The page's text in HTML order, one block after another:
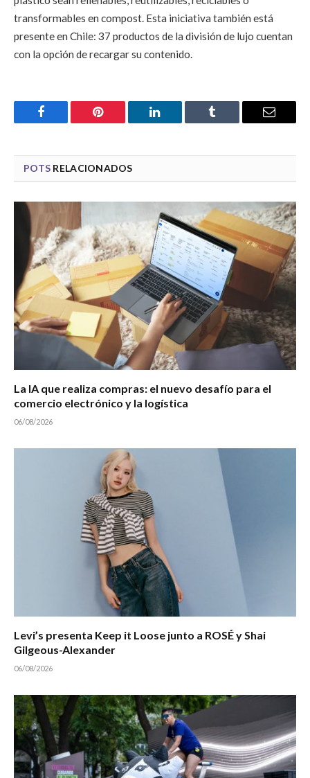
transformables en compost. Esta iniciativa también está
presente en Chile: 37 productos de la división de lujo cuentan
con la opción de recargar su contenido.
Facebook Pinterest LinkedIn Tumblr Email
POTS RELACIONADOS
La IA que realiza compras: el nuevo desafío para el
comercio electrónico y la logística
06/08/2026
Levi’s presenta Keep it Loose junto a ROSÉ y Shai
Gilgeous-Alexander
06/08/2026